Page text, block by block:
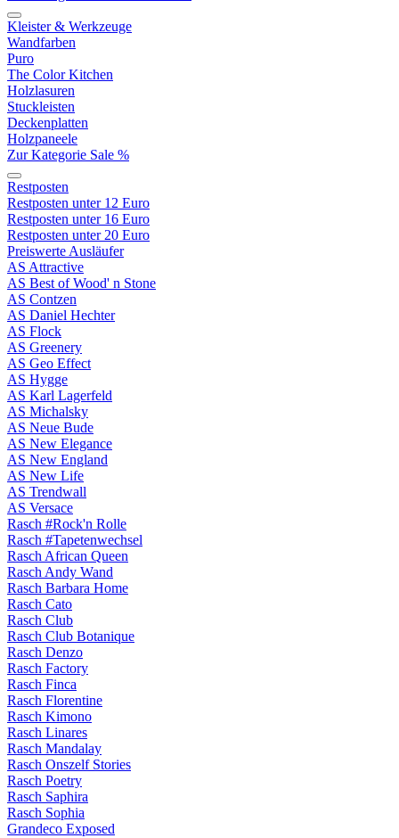
Kleister & Werkzeuge
Wandfarben
Puro
The Color Kitchen
Holzlasuren
Stuckleisten
Deckenplatten
Holzpaneele
Zur Kategorie Sale %
Restposten
Restposten unter 12 Euro
Restposten unter 16 Euro
Restposten unter 20 Euro
Preiswerte Ausläufer
AS Attractive
AS Best of Wood' n Stone
AS Contzen
AS Daniel Hechter
AS Flock
AS Greenery
AS Geo Effect
AS Hygge
AS Karl Lagerfeld
AS Michalsky
AS Neue Bude
AS New Elegance
AS New England
AS New Life
AS Trendwall
AS Versace
Rasch #Rock'n Rolle
Rasch #Tapetenwechsel
Rasch African Queen
Rasch Andy Wand
Rasch Barbara Home
Rasch Cato
Rasch Club
Rasch Club Botanique
Rasch Denzo
Rasch Factory
Rasch Finca
Rasch Florentine
Rasch Kimono
Rasch Linares
Rasch Mandalay
Rasch Onszelf Stories
Rasch Poetry
Rasch Saphira
Rasch Sophia
Grandeco Exposed